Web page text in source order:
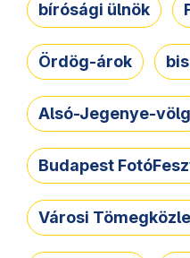
bírósági ülnök
Ördög-árok
Alsó-Jegenye-
Budapest
Városi